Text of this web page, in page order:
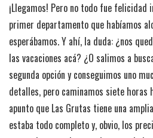
¡Llegamos! Pero no todo fue felicidad
primer departamento que habíamos
esperábamos. Y ahí, la duda: ¿nos
las vacaciones acá? ¿O salimos a
segunda opción y conseguimos uno
detalles, pero caminamos siete horas
apunto que Las Grutas tiene una
estaba todo completo y, obvio, los